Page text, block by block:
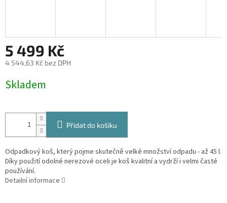
5 499 Kč
4 544,63 Kč bez DPH
cena:
Skladem
Přidat do košíku
Odpadkový koš, který pojme skutečně velké množství odpadu - až 45 l.
Díky použití odolné nerezové oceli je koš kvalitní a vydrží i velmi časté
používání.
Detailní informace